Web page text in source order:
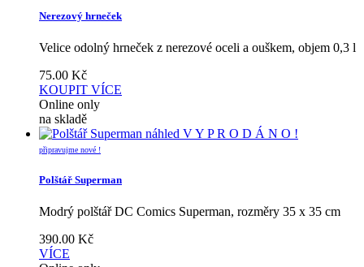
Nerezový hrneček
Velice odolný hrneček z nerezové oceli a ouškem, objem 0,3 l
75.00 Kč
KOUPIT VÍCE
Online only
na skladě
náhled V Y P R O D Á N O !
připravujme nové !
Polštář Superman
Modrý polštář DC Comics Superman, rozměry 35 x 35 cm
390.00 Kč
VÍCE